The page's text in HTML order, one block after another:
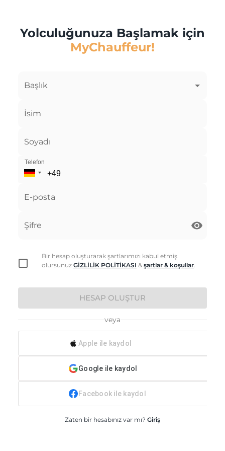
Yolculuğunuza Başlamak için
MyChauffeur!
Başlık
İsim
Soyadı
Telefon
E-posta
Şifre
Bir hesap oluşturarak şartlarımızı kabul etmiş
olursunuz GİZLİLİK POLİTİKASI & şartlar & koşullar.
HESAP OLUŞTUR
veya
Apple ile kaydol
Google ile kaydol
Facebook ile kaydol
Zaten bir hesabınız var mı? Giriş